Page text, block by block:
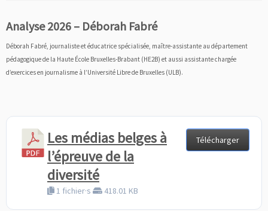
Analyse 2026 – Déborah Fabré
Déborah Fabré, journaliste et éducatrice spécialisée, maître-assistante au département
pédagogique de la Haute École Bruxelles-Brabant (HE2B) et aussi assistante chargée
d’exercices en journalisme à l’Université Libre de Bruxelles (ULB).
Les médias belges à
l’épreuve de la
diversité
1 fichier·s 418.01 KB
Télécharger